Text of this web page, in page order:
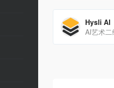
Hysli AI